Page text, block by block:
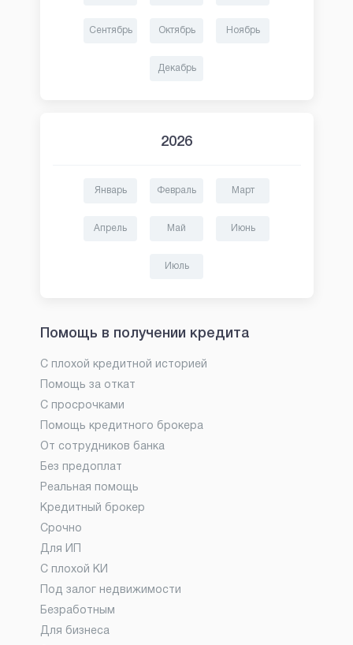
Сентябрь Октябрь Ноябрь
Декабрь
2026
Январь Февраль Март
Апрель Май Июнь
Июль
Помощь в получении кредита
С плохой кредитной историей
Помощь за откат
С просрочками
Помощь кредитного брокера
От сотрудников банка
Без предоплат
Реальная помощь
Кредитный брокер
Срочно
Для ИП
С плохой КИ
Под залог недвижимости
Безработным
Для бизнеса